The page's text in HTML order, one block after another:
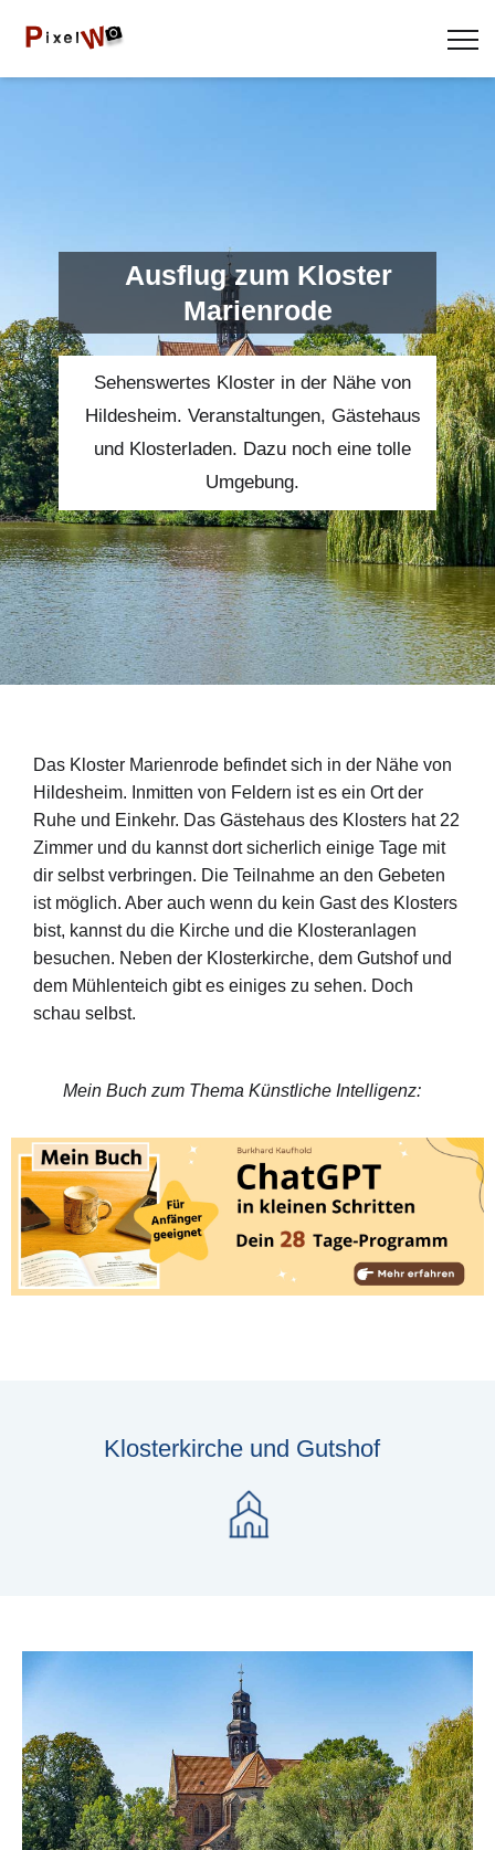
Ausflug zum Kloster
Marienrode
Sehenswertes Kloster in der Nähe von
Hildesheim. Veranstaltungen, Gästehaus
und Klosterladen. Dazu noch eine tolle
Umgebung.
Das Kloster Marienrode befindet sich in der Nähe von
Hildesheim. Inmitten von Feldern ist es ein Ort der
Ruhe und Einkehr. Das Gästehaus des Klosters hat 22
Zimmer und du kannst dort sicherlich einige Tage mit
dir selbst verbringen. Die Teilnahme an den Gebeten
ist möglich. Aber auch wenn du kein Gast des Klosters
bist, kannst du die Kirche und die Klosteranlagen
besuchen. Neben der Klosterkirche, dem Gutshof und
dem Mühlenteich gibt es einiges zu sehen. Doch
schau selbst.
Mein Buch zum Thema Künstliche Intelligenz:
Klosterkirche und Gutshof